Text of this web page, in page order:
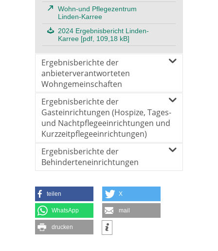
Wohn-und Pflegezentrum
Linden-Karree
2024 Ergebnisbericht Linden-
Karree [pdf, 109,18 kB]
Ergebnisberichte der
anbieterverantworteten
Wohngemeinschaften
Ergebnisberichte der
Gasteinrichtungen (Hospize, Tages-
und Nachtpflegeeinrichtungen und
Kurzzeitpflegeeinrichtungen)
Ergebnisberichte der
Behinderteneinrichtungen
teilen X
WhatsApp mail
drucken